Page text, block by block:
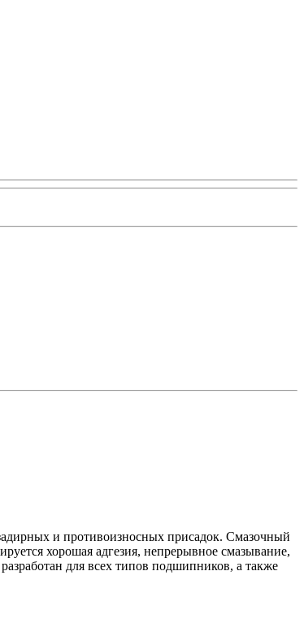
и противоизносных присадок. Смазочный
хорошая адгезия, непрерывное смазывание,
для всех типов подшипников, а также